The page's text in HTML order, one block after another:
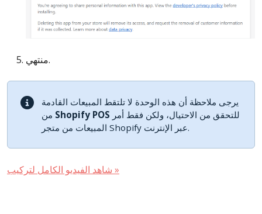
منتهي.
يرجى ملاحظة أن هذه الوحدة لا تلتقط المبيعات القادمة
Shopify POS
المبيعات من متجر Shopify عبر الإنترنت.
شاهد الفيديو الكامل لتركيب »